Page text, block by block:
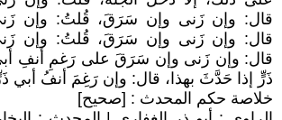
قال: وإن زَنى وإن سَرَقَ، قُلتُ: وإن
قال: وإن زَنى وإن سَرَقَ، قُلتُ: وإن
قال: وإن زَنى وإن سَرَقَ على رَغمِ أنفِ
ذَرٍّ إذا حَدَّثَ بهذا، قال: وإن رَغِمَ أنفُ أبي
خلاصة حكم المحدث : [صحيح]